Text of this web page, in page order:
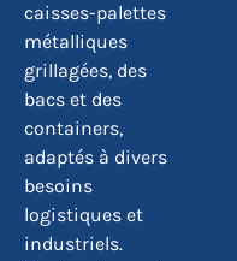
caisses-palettes
métalliques
grillagées, des
bacs et des
containers,
adaptés à divers
besoins
logistiques et
industriels.